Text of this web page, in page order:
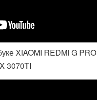
XIAOMI REDMI G PRO
3070TI